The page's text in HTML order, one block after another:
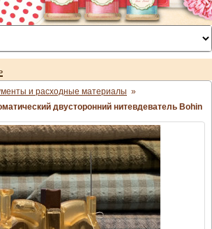
и расходные материалы »
двусторонний нитевдеватель Bohin